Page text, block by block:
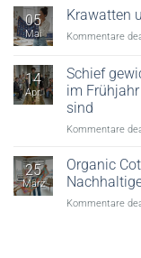
05
Mai
Krawatten
Kommentare
14
Apr.
Schief
im
sind
Kommentare
25
März
Organic
Kommentare